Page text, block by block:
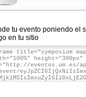
tu evento poniendo el
en tu sitio